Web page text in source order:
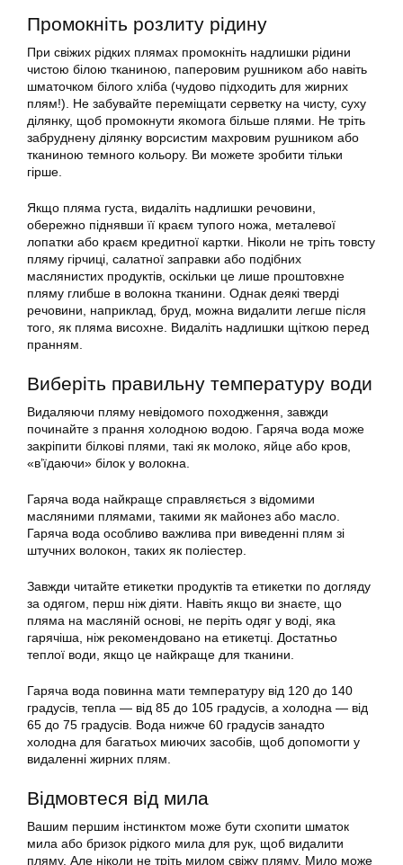
Промокніть розлиту рідину
При свіжих рідких плямах промокніть надлишки рідини
чистою білою тканиною, паперовим рушником або навіть
шматочком білого хліба (чудово підходить для жирних
плям!). Не забувайте переміщати серветку на чисту, суху
ділянку, щоб промокнути якомога більше плями. Не тріть
забруднену ділянку ворсистим махровим рушником або
тканиною темного кольору. Ви можете зробити тільки
гірше.
Якщо пляма густа, видаліть надлишки речовини,
обережно піднявши її краєм тупого ножа, металевої
лопатки або краєм кредитної картки. Ніколи не тріть товсту
пляму гірчиці, салатної заправки або подібних
маслянистих продуктів, оскільки це лише проштовхне
пляму глибше в волокна тканини. Однак деякі тверді
речовини, наприклад, бруд, можна видалити легше після
того, як пляма висохне. Видаліть надлишки щіткою перед
пранням.
Виберіть правильну температуру води
Видаляючи пляму невідомого походження, завжди
починайте з прання холодною водою. Гаряча вода може
закріпити білкові плями, такі як молоко, яйце або кров,
«в’їдаючи» білок у волокна.
Гаряча вода найкраще справляється з відомими
масляними плямами, такими як майонез або масло.
Гаряча вода особливо важлива при виведенні плям зі
штучних волокон, таких як поліестер.
Завжди читайте етикетки продуктів та етикетки по догляду
за одягом, перш ніж діяти. Навіть якщо ви знаєте, що
пляма на масляній основі, не періть одяг у воді, яка
гарячіша, ніж рекомендовано на етикетці. Достатньо
теплої води, якщо це найкраще для тканини.
Гаряча вода повинна мати температуру від 120 до 140
градусів, тепла — від 85 до 105 градусів, а холодна — від
65 до 75 градусів. Вода нижче 60 градусів занадто
холодна для багатьох миючих засобів, щоб допомогти у
видаленні жирних плям.
Відмовтеся від мила
Вашим першим інстинктом може бути схопити шматок
мила або бризок рідкого мила для рук, щоб видалити
пляму. Але ніколи не тріть милом свіжу пляму. Мило може